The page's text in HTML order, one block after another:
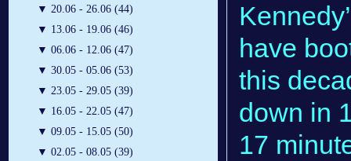
▼ 20.06 - 26.06 (44)
▼ 13.06 - 19.06 (46)
▼ 06.06 - 12.06 (47)
▼ 30.05 - 05.06 (53)
▼ 23.05 - 29.05 (39)
▼ 16.05 - 22.05 (47)
▼ 09.05 - 15.05 (50)
▼ 02.05 - 08.05 (39)
have
this
down in
17